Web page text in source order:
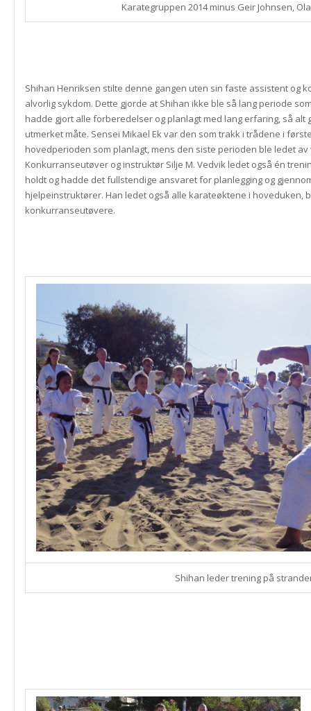
Karategruppen 2014 minus Geir Johnsen,
Shihan Henriksen stilte denne gangen uten sin faste assistent og
alvorlig sykdom. Dette gjorde at Shihan ikke ble så lang periode
hadde gjort alle forberedelser og planlagt med lang erfaring, så
utmerket måte. Sensei Mikael Ek var den som trakk i trådene i
hovedperioden som planlagt, mens den siste perioden ble ledet
Konkurranseutøver og instruktør Silje M. Vedvik ledet også én
holdt og hadde det fullstendige ansvaret for planlegging og
hjelpeinstruktører. Han ledet også alle karateøktene i hoveduken,
konkurranseutøvere.
Shihan leder trening på